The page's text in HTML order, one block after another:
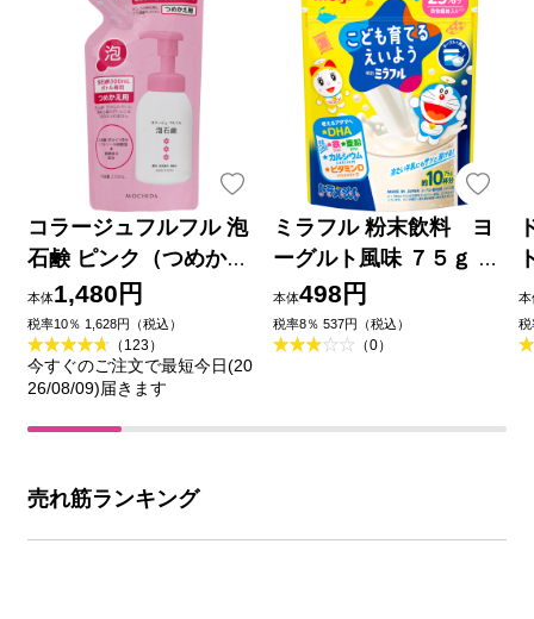
コラージュフルフル 泡
石鹸 ピンク（つめかえ
用） ２１０ｍｌ 持田ヘ
ルスケア (医薬部外品)
本体1,480円
税率10％ 1,628円（税込）
（123）
今すぐのご注文で最短今日(20
26/08/09)届きます
ミラフル 粉末飲料 ヨ
ーグルト風味 ７５ｇ 明
治（旧明治乳業）
本体498円
税率8％ 537円（税込）
（0）
本
税
売れ筋ランキング